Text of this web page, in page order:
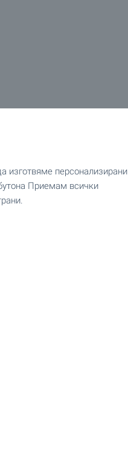
изготвяме персонализирани
Приемам всички